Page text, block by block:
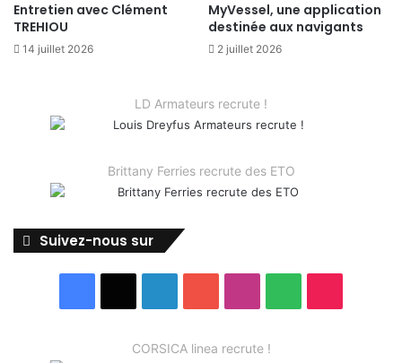
Entretien avec Clément
TREHIOU
14 juillet 2026
MyVessel, une application
destinée aux navigants
2 juillet 2026
LD Armateurs recrute !
Brittany Ferries recrute des ETO
Suivez-nous sur
CORSICA linea recrute !